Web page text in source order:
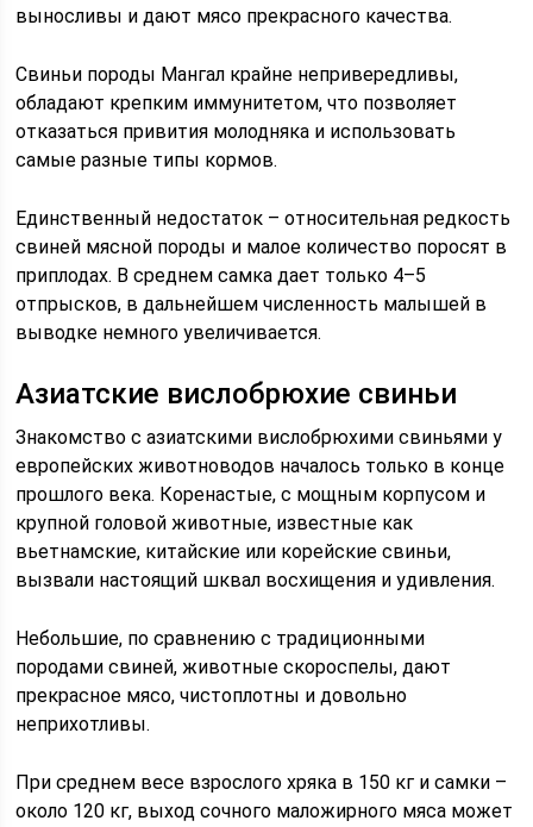
выносливы и дают мясо прекрасного качества.
Свиньи породы Мангал крайне непривередливы,
обладают крепким иммунитетом, что позволяет
отказаться привития молодняка и использовать
самые разные типы кормов.
Единственный недостаток – относительная редкость
свиней мясной породы и малое количество поросят в
приплодах. В среднем самка дает только 4–5
отпрысков, в дальнейшем численность малышей в
выводке немного увеличивается.
Азиатские вислобрюхие свиньи
Знакомство с азиатскими вислобрюхими свиньями у
европейских животноводов началось только в конце
прошлого века. Коренастые, с мощным корпусом и
крупной головой животные, известные как
вьетнамские, китайские или корейские свиньи,
вызвали настоящий шквал восхищения и удивления.
Небольшие, по сравнению с традиционными
породами свиней, животные скороспелы, дают
прекрасное мясо, чистоплотны и довольно
неприхотливы.
При среднем весе взрослого хряка в 150 кг и самки –
около 120 кг, выход сочного маложирного мяса может